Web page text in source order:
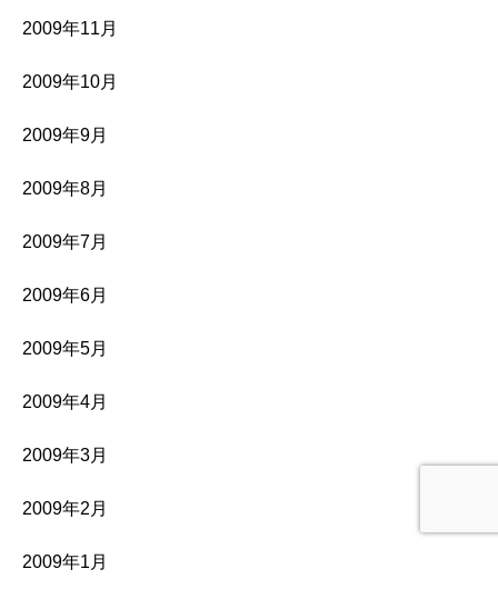
2009年11月
2009年10月
2009年9月
2009年8月
2009年7月
2009年6月
2009年5月
2009年4月
2009年3月
2009年2月
2009年1月